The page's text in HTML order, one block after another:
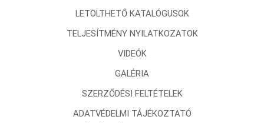
LETÖLTHETŐ KATALÓGUSOK
TELJESÍTMÉNY NYILATKOZATOK
VIDEÓK
GALÉRIA
SZERZŐDÉSI FELTÉTELEK
ADATVÉDELMI TÁJÉKOZTATÓ